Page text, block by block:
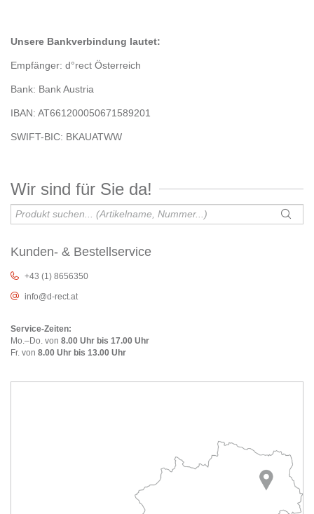
Unsere Bankverbindung lautet:
Empfänger: d°rect Österreich
Bank: Bank Austria
IBAN: AT661200050671589201
SWIFT-BIC: BKAUATWW
Wir sind für Sie da!
Kunden- & Bestellservice
+43 (1) 8656350
info@d-rect.at
Service-Zeiten:
Mo.–Do. von 8.00 Uhr bis 17.00 Uhr
Fr. von 8.00 Uhr bis 13.00 Uhr